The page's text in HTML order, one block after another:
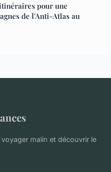
pour une
de l'Anti-Atlas au
malin et découvrir le